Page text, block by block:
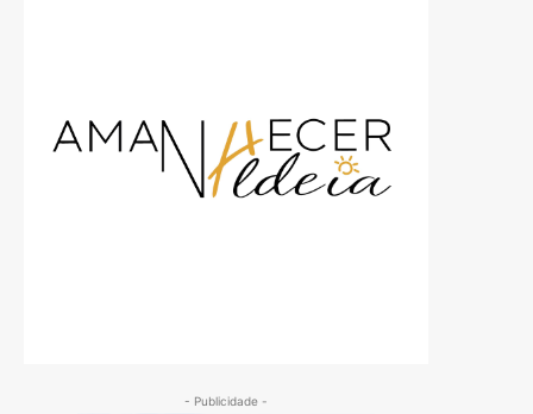
- Publicidade -